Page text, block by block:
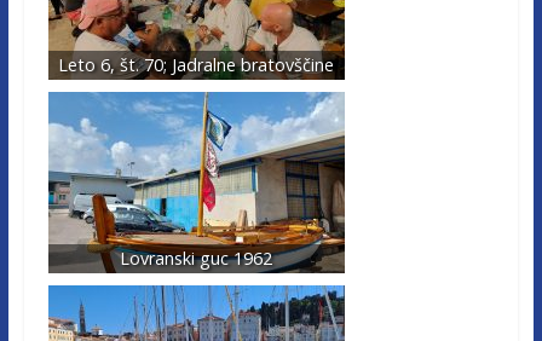
Leto 6, št. 70; Jadralne bratovščine
Lovranski guc 1962